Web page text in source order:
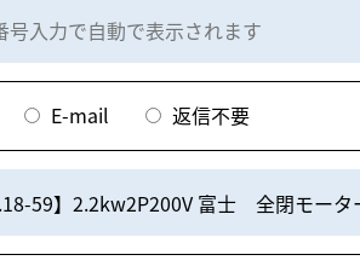
E-mail 返信不要